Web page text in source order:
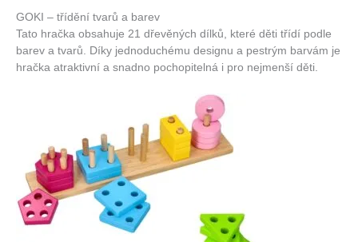
GOKI – třídění tvarů a barev
Tato hračka obsahuje 21 dřevěných dílků, které děti třídí podle
barev a tvarů. Díky jednoduchému designu a pestrým barvám je
hračka atraktivní a snadno pochopitelná i pro nejmenší děti.